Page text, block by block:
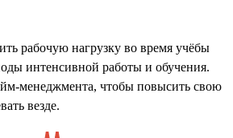
рабочую нагрузку во время учёбы
интенсивной работы и обучения.
менеджмента, чтобы повысить свою
везде.